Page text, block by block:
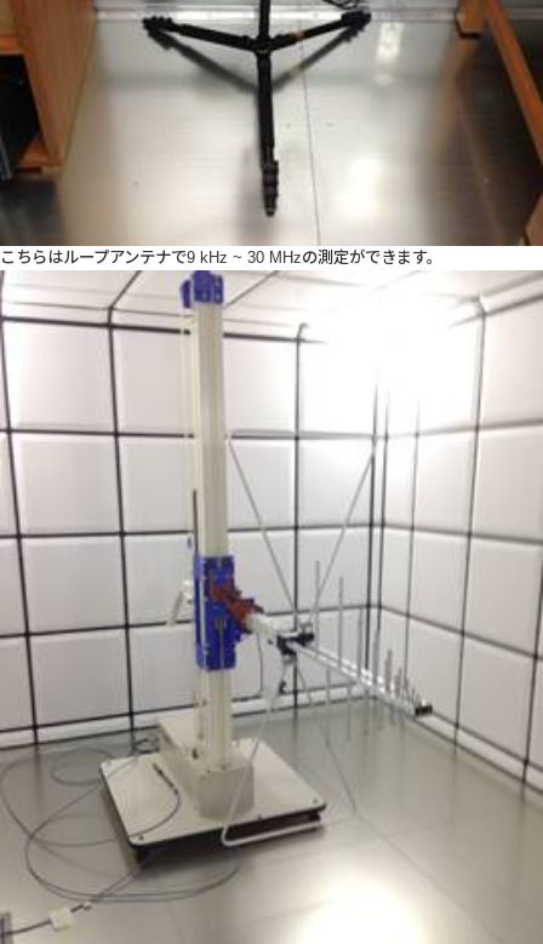
こちらはループアンテナで9 kHz ~ 30 MHzの測定ができます。